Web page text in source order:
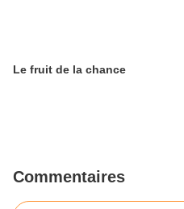
Le fruit de la chance
Commentaires